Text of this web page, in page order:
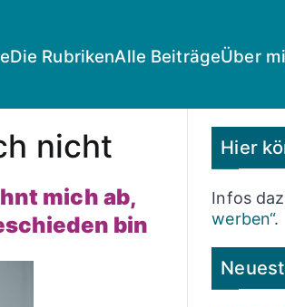
Die RubrikenAlle BeiträgeÜber
nicht
mich ab,
bin
Hier
Infos
werben“.